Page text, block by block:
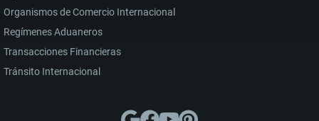
Organismos de Comercio Internacional
Regímenes Aduaneros
Transacciones Financieras
Tránsito Internacional